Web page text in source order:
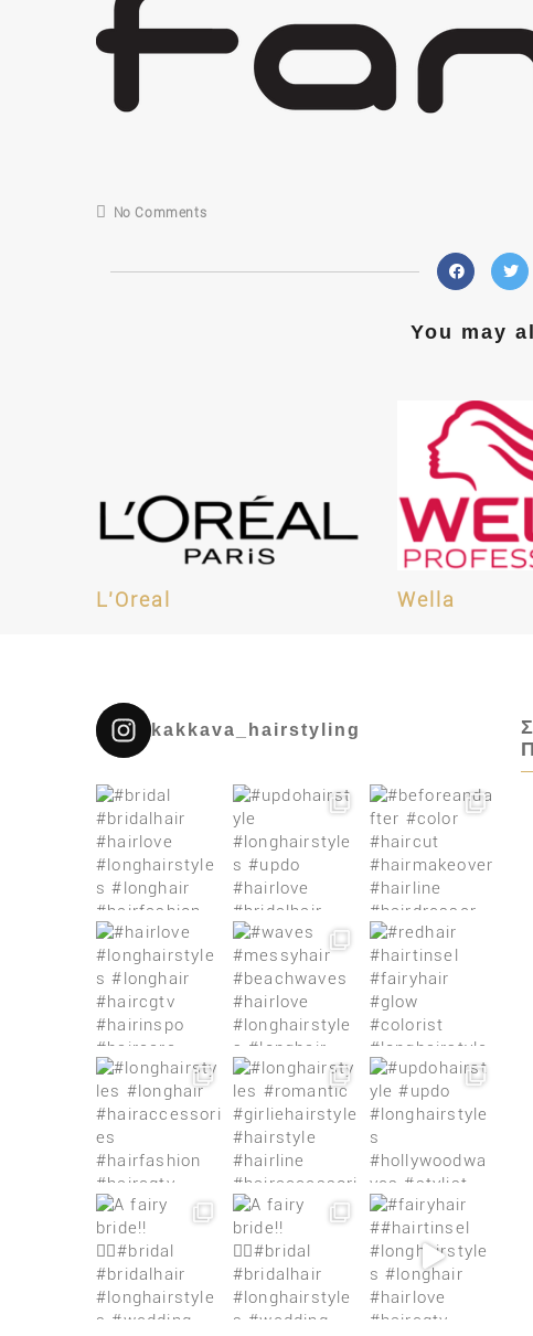
No Comments
You may
L’Oreal Wella
kakkava_hairstyling